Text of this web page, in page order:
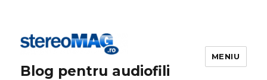
Blog pentru audiofili
MENIU